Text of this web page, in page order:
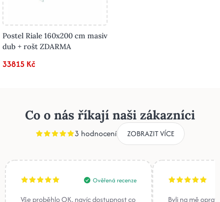
Postel Riale 160x200 cm masiv
dub + rošt ZDARMA
33815 Kč
Co o nás říkají naši zákazníci
3 hodnocení ZOBRAZIT VÍCE
Ověřená recenze
Vše proběhlo OK, navíc dostupnost co
Byli na mě